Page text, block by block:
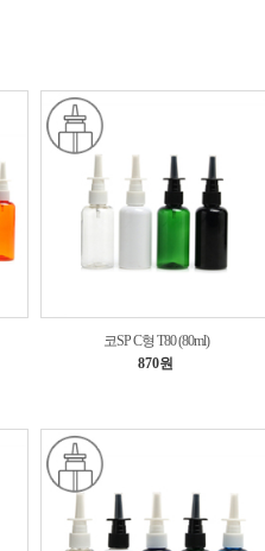
코SP C형 T80 (80ml)
870원